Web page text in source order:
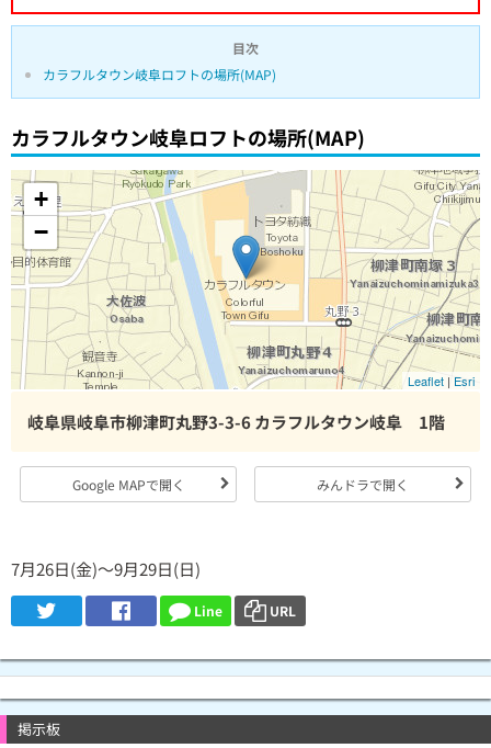
目次
カラフルタウン岐阜ロフトの場所(MAP)
カラフルタウン岐阜ロフトの場所(MAP)
+
−
Leaflet | Esri
岐阜県岐阜市柳津町丸野3-3-6 カラフルタウン岐阜 1階
Google MAPで開く みんドラで開く
7月26日(金)～9月29日(日)
Line URL
掲示板